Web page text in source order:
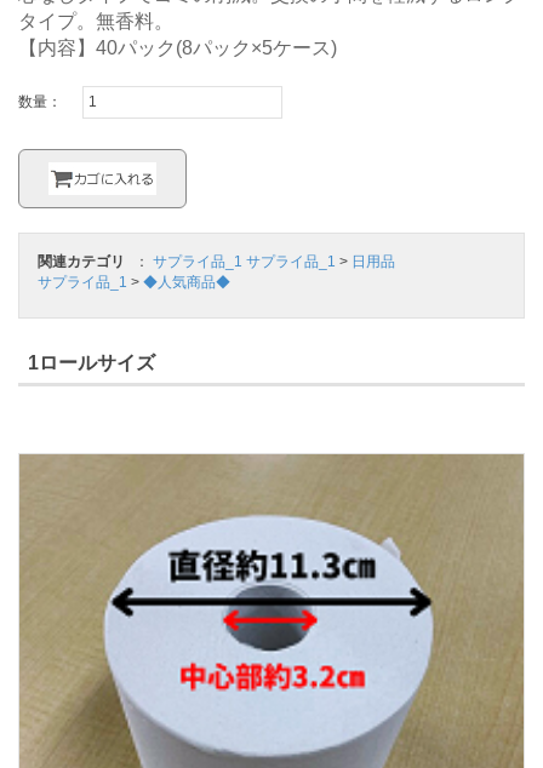
タイプ。無香料。
【内容】40パック(8パック×5ケース)
数量：
関連カテゴリ ： サプライ品_1 サプライ品_1 > 日用品
サプライ品_1 > ◆人気商品◆
1ロールサイズ